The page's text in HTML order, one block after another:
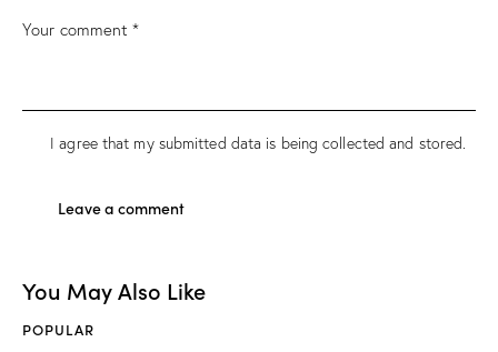
I agree that my submitted data is beingcollected and stored.
You May Also Like
POPULAR